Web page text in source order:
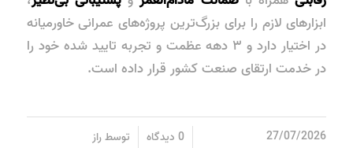
ابزارهای لازم را برای بزرگ‌ترین پروژه‌های عمرانی خاورمیانه
در اختیار دارد و ۳ دهه عظمت و تجربه تایید شده خود را
در خدمت ارتقای صنعت کشور قرار داده است.
27/07/2026 0 دیدگاه توسطراز